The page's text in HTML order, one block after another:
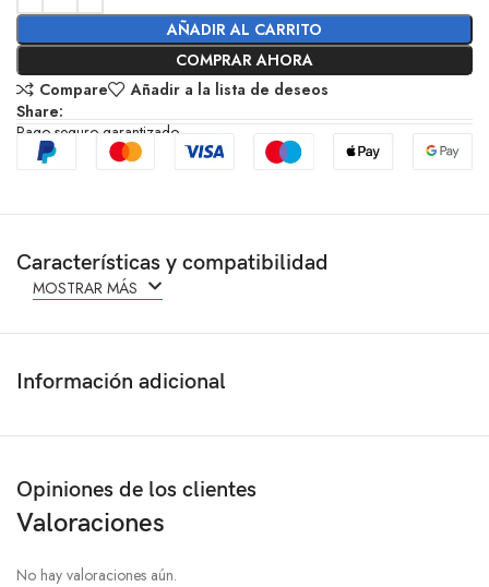
AÑADIR AL CARRITO
COMPRAR AHORA
Compare
Añadir a la lista de deseos
Share:
Pago seguro garantizado
Características y compatibilidad
MOSTRAR MÁS
Información adicional
Opiniones de los clientes
Valoraciones
No hay valoraciones aún.